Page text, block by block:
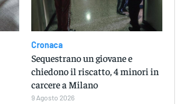
Cronaca
Sequestrano un giovane e
chiedono il riscatto, 4 minori in
carcere a Milano
9 Agosto 2026